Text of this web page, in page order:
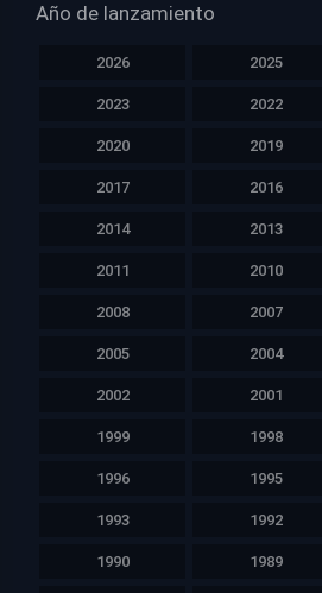
Año de lanzamiento
2026 2025
2023 2022
2020 2019
2017 2016
2014 2013
2011 2010
2008 2007
2005 2004
2002 2001
1999 1998
1996 1995
1993 1992
1990 1989